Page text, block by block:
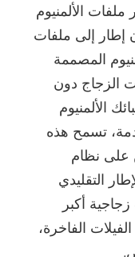
ملفات الألمنيوم
إطار إلى ملفات
المصممة
الزجاج دون
الألمنيوم
تسمح هذه
على نظام
التقليدي
أكبر
الفاخرة،